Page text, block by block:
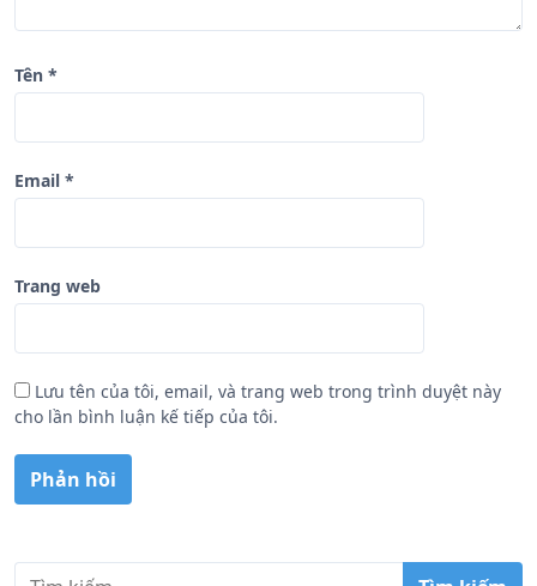
Tên *
Email *
Trang web
Lưu tên của tôi, email, và trang web trong trình duyệt này
cho lần bình luận kế tiếp của tôi.